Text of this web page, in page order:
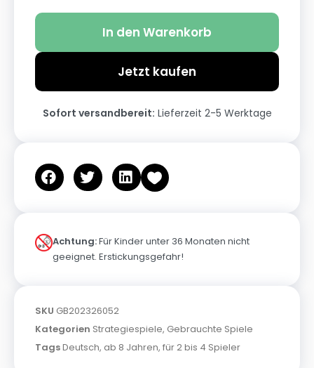
In den Warenkorb
Jetzt kaufen
Sofort versandbereit: Lieferzeit 2-5 Werktage
Achtung:Für Kinder unter 36 Monaten nicht
geeignet. Erstickungsgefahr!
SKU GB202326052
Kategorien Strategiespiele, Gebrauchte Spiele
TagsDeutsch, ab 8 Jahren, für 2 bis 4 Spieler